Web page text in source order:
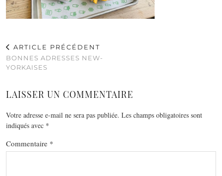
ARTICLE PRÉCÉDENT
BONNES ADRESSES NEW-
YORKAISES
LAISSER UN COMMENTAIRE
Votre adresse e-mail ne sera pas publiée. Les champs obligatoires sont
indiqués avec *
Commentaire *